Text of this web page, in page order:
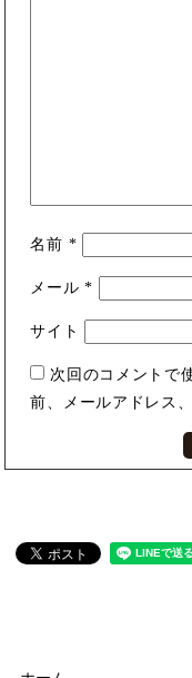
名前 *
メール*
サイト
次回のコメントで
前、メールアドレス